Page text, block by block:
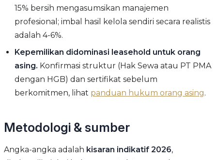
15% bersih mengasumsikan manajemen
profesional; imbal hasil kelola sendiri secara realistis
adalah 4-6%.
Kepemilikan didominasi leasehold untuk orang
asing. Konfirmasi struktur (Hak Sewa atau PT PMA
dengan HGB) dan sertifikat sebelum
berkomitmen, lihat panduan hukum orang asing.
Metodologi & sumber
Angka-angka adalah kisaran indikatif 2026,